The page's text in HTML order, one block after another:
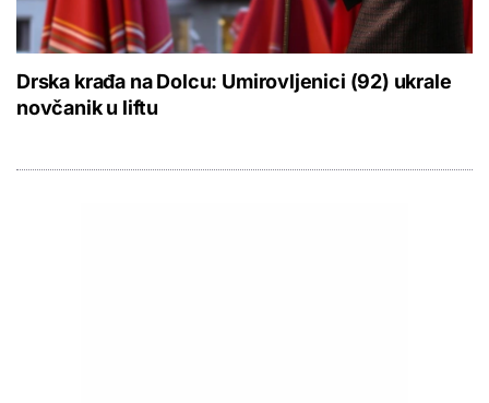
Drska krađa na Dolcu: Umirovljenici (92) ukrale
novčanik u liftu